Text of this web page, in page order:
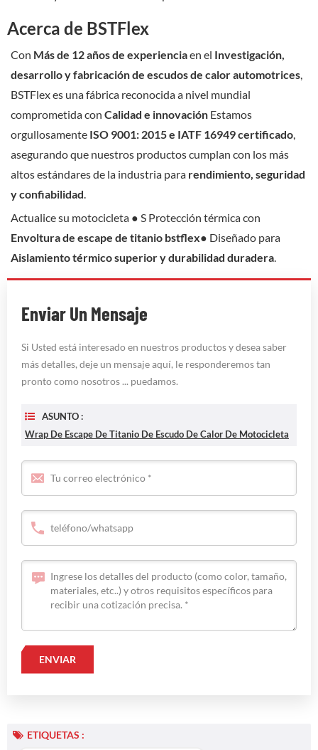
Acerca de BSTFlex
Con Más de 12 años de experienciaen el Investigación,
desarrollo y fabricación de escudos de calor automotrices
BSTFlex es una fábrica reconocida a nivel mundial
comprometida con Calidad e innovación Estamos
orgullosamente ISO 9001: 2015 e IATF 16949 certificado
asegurando que nuestros productos cumplan con los más
altos estándares de la industria para rendimiento, seguridad
y confiabilidad
Actualice su motocicleta ● S Protección térmica con
Envoltura de escape de titanio bstflex● Diseñado para
Aislamiento térmico superior y durabilidad duradera
Enviar Un Mensaje
Si Usted está interesado en nuestros productos y desea saber
más detalles, deje un mensaje aquí, le responderemos tan
pronto como nosotros ... puedamos.
ASUNTO :
Wrap De Escape De Titanio De Escudo De Calor De Motocicleta
ETIQUETAS :